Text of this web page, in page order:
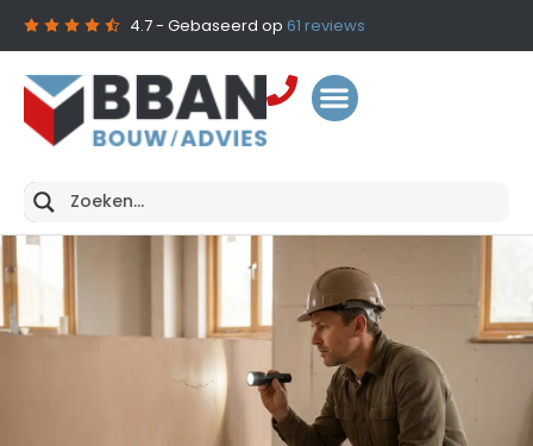
4.7- Gebaseerd op 61 reviews